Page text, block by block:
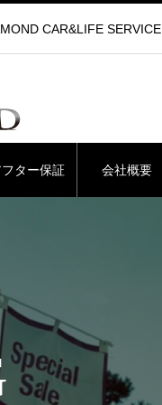
CAR&LIFE SERVICE
フター保証 会社概要